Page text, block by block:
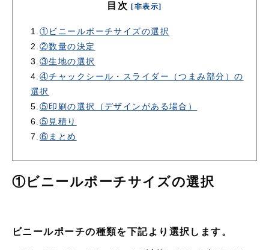
目次 [非表示]
1.①ビニールポーチサイズの選択
2.②数量の決定
3.③生地の選択
4.④チャックシール・スライダー（つまみ部分）の
選択
5.⑤印刷の選択（デザインがある場合）
6.⑤見積り
7.⑥まとめ
①ビニールポーチサイズの選択
ビニールポーチの種類を下記より選択します。